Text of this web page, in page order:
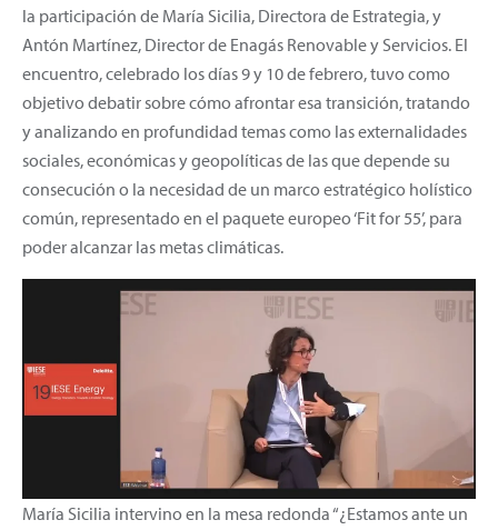
la participación de María Sicilia, Directora de Estrategia, y
Antón Martínez, Director de Enagás Renovable y Servicios. El
encuentro, celebrado los días 9 y 10 de febrero, tuvo como
objetivo debatir sobre cómo afrontar esa transición, tratando
y analizando en profundidad temas como las externalidades
sociales, económicas y geopolíticas de las que depende su
consecución o la necesidad de un marco estratégico holístico
común, representado en el paquete europeo ‘Fit for 55’, para
poder alcanzar las metas climáticas.
María Sicilia intervino en la mesa redonda “¿Estamos ante un